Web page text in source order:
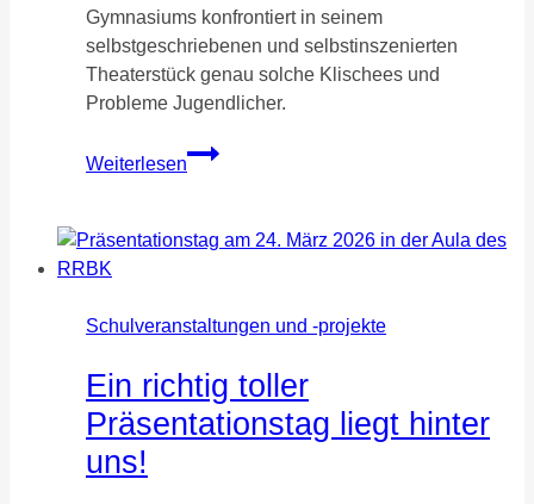
Gymnasiums konfrontiert in seinem
selbstgeschriebenen und selbstinszenierten
Theaterstück genau solche Klischees und
Probleme Jugendlicher.
Weiterlesen
Immer
diese
Leute
Schulveranstaltungen und -projekte
Ein richtig toller
Präsentationstag liegt hinter
uns!